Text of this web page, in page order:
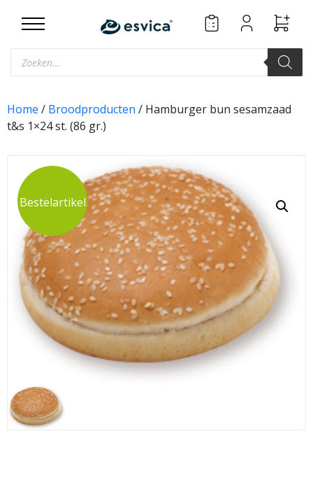
Producten
zoeken
Home / Broodproducten / Hamburger bun sesamzaad
t&s 1×24 st. (86 gr.)
Bestelartikel